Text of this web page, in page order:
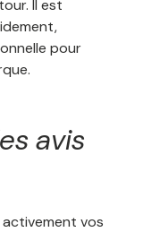
Il est
pour
avis
vos